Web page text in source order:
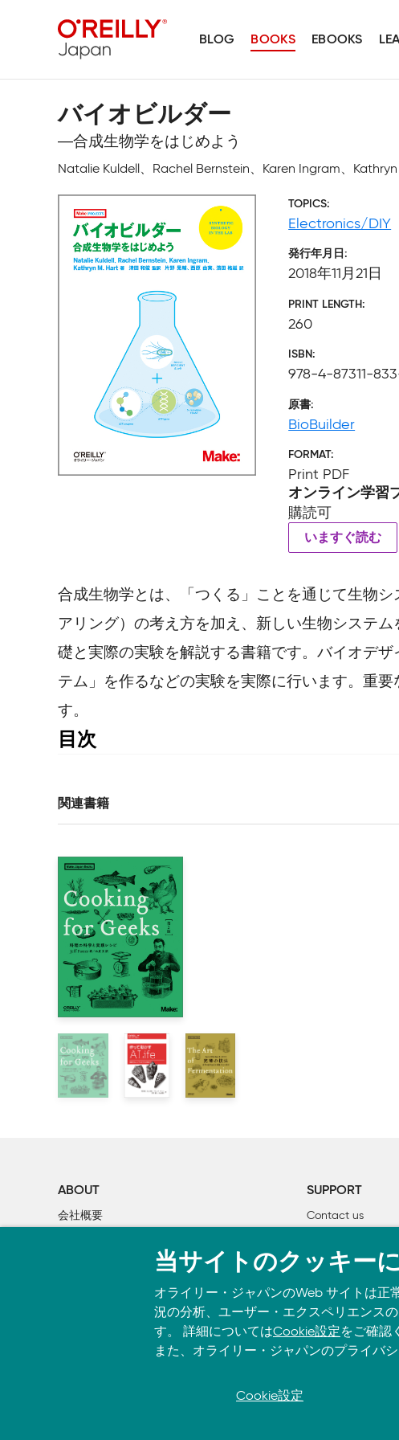
BLOG BOOKS EBOOKS
バイオビルダー
―合成生物学をはじめよう
Natalie Kuldell、Rachel Bernstein、Karen Ingram、
TOPICS
Electronics/DIY
発行年月日
2018年11月21日
PRINT LENGTH
260
ISBN
978-4-87311-
原書
BioBuilder
FORMAT
Print PDF
オンライン学習
購読可
いますぐ読む
合成生物学とは、「つくる」ことを通じて生物
アリング）の考え方を加え、新しい生物システ
礎と実際の実験を解説する書籍です。バイオデ
テム」を作るなどの実験を実際に行います。重
す。
目次
1章　合成生物学の基礎
    合成生物学って何？
        これまでの合成生物学の流れ
    工学とデザインの概論
        「従来型」の工学的解決法
        工学のツールキット
    合成生物学のツールキット
        分子生物学のツールキット
        合成生物学のために拡張されたツールキット
    まとめ
2章　バイオデザインの基礎
    トップダウンのデザインアプローチとは
    休暇の計画からバイオデザインへ
        アプローチの決定
        デバイス、パーツ、DNAを使ったシステムの特定
    この先は？
3章　DNA工学の基礎
    パーツと測定の標準化
        標準化って何？
        競合する標準
関連書籍
ABOUT
会社概要
SUPPORT
Contact us
書籍注文
© 2026, O’Reilly Japan, Inc. oreilly.co.jpに掲載されているすべて
当サイトのクッキー
オライリー・ジャパンのWeb サイトは正
況の分析、ユーザー・エクスペリエンス
す。 詳細についてはCookie設定をご確認
また、オライリー・ジャパンのプライバ
Cookie設定